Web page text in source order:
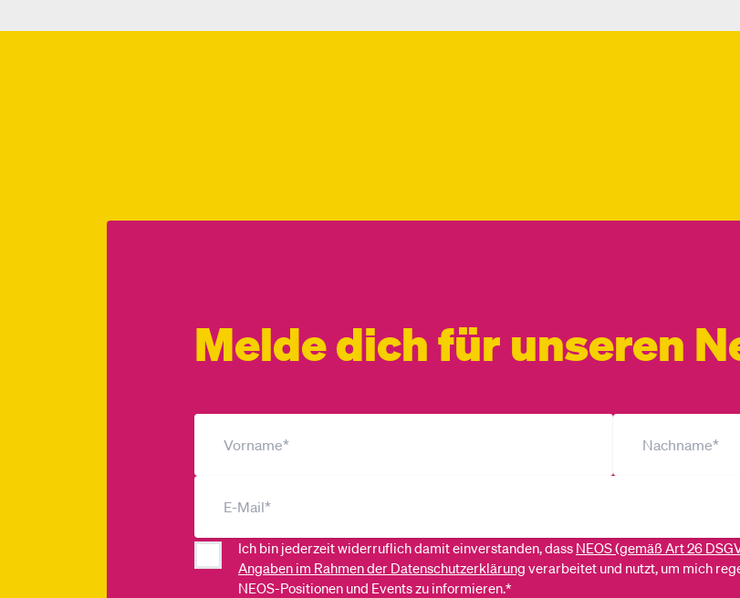
Melde dich für unseren
Ich bin jederzeit widerruflich damit einverstanden, dass NEOS (gemäß Art 26
Angaben im Rahmen der Datenschutzerklärung verarbeitet und nutzt, um mich
NEOS-Positionen und Events zu informieren.*